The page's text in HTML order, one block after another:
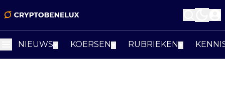
NIEUWS KOERSEN RUBRIEKEN